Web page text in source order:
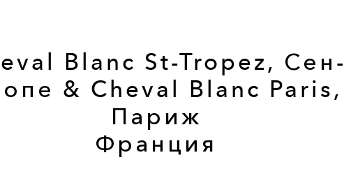
Blanc St-Tropez, Сен-
& Cheval Blanc Paris,
Париж
Франция